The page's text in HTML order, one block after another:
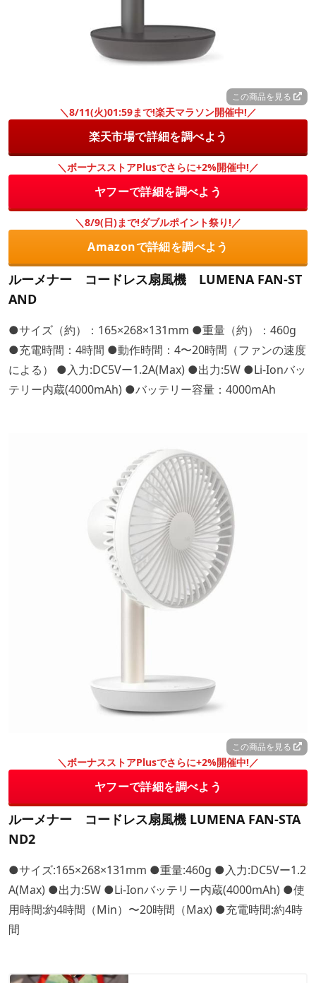
この商品を見る
＼8/11(火)01:59まで!楽天マラソン開催中!／
楽天市場で詳細を調べよう
＼ボーナスストアPlusでさらに+2%開催中!／
ヤフーで詳細を調べよう
＼8/9(日)まで!ダブルポイント祭り!／
Amazonで詳細を調べよう
ルーメナー コードレス扇風機 LUMENA FAN-ST
AND
●サイズ（約）：165×268×131mm ●重量（約）：460g
●充電時間：4時間 ●動作時間：4〜20時間（ファンの速度
による） ●入力:DC5Vー1.2A(Max) ●出力:5W ●Li-Ionバッ
テリー内蔵(4000mAh) ●バッテリー容量：4000mAh
この商品を見る
＼ボーナスストアPlusでさらに+2%開催中!／
ヤフーで詳細を調べよう
ルーメナー コードレス扇風機 LUMENA FAN-STA
ND2
●サイズ:165×268×131mm ●重量:460g ●入力:DC5Vー1.2
A(Max) ●出力:5W ●Li-Ionバッテリー内蔵(4000mAh) ●使
用時間:約4時間（Min）〜20時間（Max) ●充電時間:約4時
間